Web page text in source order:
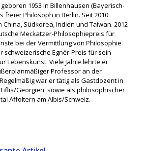
geboren 1953 in Billenhausen (Bayerisch-
freier Philosoph in Berlin. Seit 2010
Südkorea, Indien und Taiwan. 2012
Meckatzer-Philosophiepreis für
bei der Vermittlung von Philosophie
schweizerische Egnér-Preis für sein
Lebenskunst. Viele Jahre lehrte er
Professor an der
war er tätig als Gastdozent in
Georgien, sowie als philosophischer
Affoltern am Albis/Schweiz.